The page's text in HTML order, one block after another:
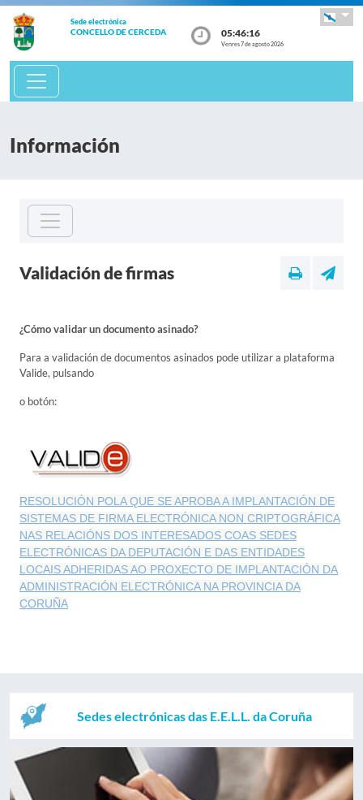
Sede electrónica
CONCELLO DE CERCEDA 05:46:16
Venres 7 de agosto 2026
Información
Validación de firmas
¿Cómo validar un documento asinado?
Para a validación de documentos asinados pode utilizar a plataforma
Valide, pulsando
o botón:
RESOLUCIÓN POLA QUE SE APROBA A IMPLANTACIÓN DE
SISTEMAS DE FIRMA ELECTRÓNICA NON CRIPTOGRÁFICA
NAS RELACIÓNS DOS INTERESADOS COAS SEDES
ELECTRÓNICAS DA DEPUTACIÓN E DAS ENTIDADES
LOCAIS ADHERIDAS AO PROXECTO DE IMPLANTACIÓN DA
ADMINISTRACIÓN ELECTRÓNICA NA PROVINCIA DA
CORUÑA
Sedes electrónicas das E.E.L.L. da Coruña